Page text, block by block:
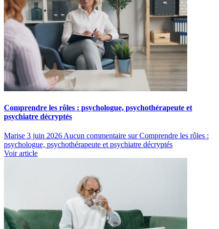
Comprendre les rôles : psychologue, psychothérapeute et
psychiatre décryptés
Marise 3 juin 2026 Aucun commentaire sur Comprendre les rôles :
psychologue, psychothérapeute et psychiatre décryptés
Voir article